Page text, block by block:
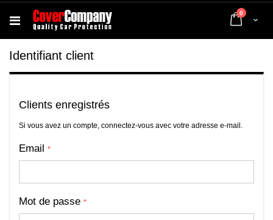
Cart
0 articles
Identifiant client
Clients enregistrés
Si vous avez un compte, connectez-vous avec votre adresse e-mail.
Email
Mot de passe